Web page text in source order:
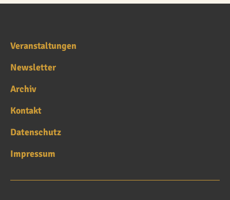
Veranstaltungen
Newsletter
Archiv
Kontakt
Datenschutz
Impressum